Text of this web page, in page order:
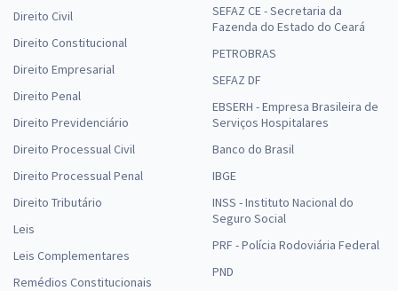
Direito Civil
Direito Constitucional
Direito Empresarial
Direito Penal
Direito Previdenciário
Direito Processual Civil
Direito Processual Penal
Direito Tributário
Leis
Leis Complementares
Remédios Constitucionais
SEFAZ CE - Secretaria da
Fazenda do Estado do Ceará
PETROBRAS
SEFAZ DF
EBSERH - Empresa Brasileira de
Serviços Hospitalares
Banco do Brasil
IBGE
INSS - Instituto Nacional do
Seguro Social
PRF - Polícia Rodoviária Federal
PND